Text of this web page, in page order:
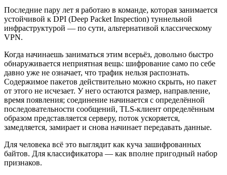
Последние пару лет я работаю в команде, которая занимается
устойчивой к DPI (Deep Packet Inspection) туннельной
инфраструктурой — по сути, альтернативой классическому
VPN.
Когда начинаешь заниматься этим всерьёз, довольно быстро
обнаруживается неприятная вещь: шифрование само по себе
давно уже не означает, что трафик нельзя распознать.
Содержимое пакетов действительно можно скрыть, но пакет
от этого не исчезает. У него остаются размер, направление,
время появления; соединение начинается с определённой
последовательности сообщений, TLS-клиент определённым
образом представляется серверу, поток ускоряется,
замедляется, замирает и снова начинает передавать данные.
Для человека всё это выглядит как куча зашифрованных
байтов. Для классификатора — как вполне пригодный набор
признаков.